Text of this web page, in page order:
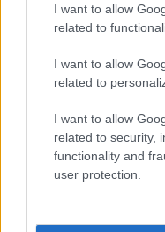
I want to allow
related to
I want to allow
related to
I want to allow
related to security,
functionality and
user protection.
Δεν παρέλειψε,
υπερβολές
«Είμαστε πάρα
Μπαλί, κάνουμε
έφερα